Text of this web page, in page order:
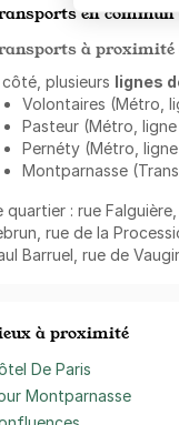
en
à proximité
côté, plusieurs lignes
Volontaires (Métro,
Pasteur (Métro,
Pernéty (Métro, ligne
Montparnasse
quartier : rue
rue de la
Barruel, rue de
à proximité
De Paris
Montparnasse